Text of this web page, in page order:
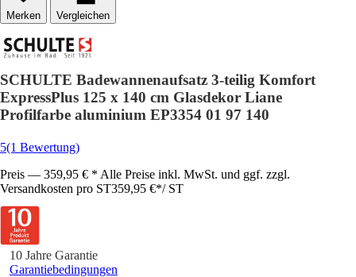
Vergleichen
SCHULTE Badewannenaufsatz 3-teilig Komfort
ExpressPlus 125 x 140 cm Glasdekor Liane
Profilfarbe aluminium EP3354 01 97 140
5(1 Bewertung)
Preis — 359,95 € * Alle Preise inkl. MwSt. und ggf. zzgl.
Versandkosten pro ST359,95 €*/ ST
10 Jahre Garantie
Garantiebedingungen